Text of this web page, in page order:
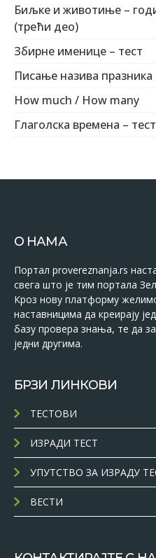
Биљке и животиње –
(трећи део)
Збирне именице – тест
Писање назива празника
How much / How many
Глаголска времена – тест
О НАМА
Портал provereznanja.rs
свега што је тим портала
Кроз нову платформу
наставницима да креирају
базу провера знања, те да
једни другима.
БРЗИ ЛИНКОВИ
ТЕСТОВИ
ИЗРАДИ ТЕСТ
УПУТСТВО ЗА ИЗРАДУ
ВЕСТИ